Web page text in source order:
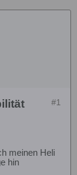
#1
meinen Heli
hin